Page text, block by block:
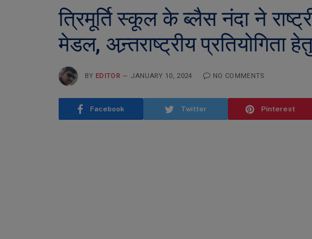
त्रिमूर्ति स्कूल के ब्लैस नंदा ने
मेडल, अन्र्तराष्ट्रीय प्रतियोगिता
BY EDITOR JANUARY 10, 2024 NO COMMENTS
Facebook Twitter Pinterest